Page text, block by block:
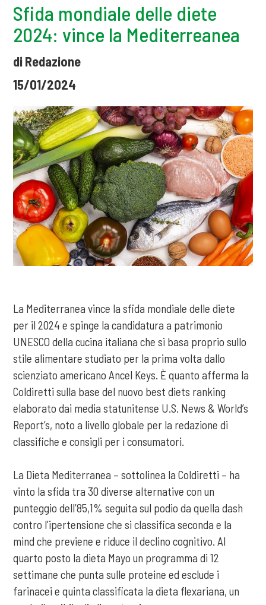
Sfida mondiale delle diete
2024: vince la Mediterreanea
di Redazione
15/01/2024
La Mediterranea vince la sfida mondiale delle diete
per il 2024 e spinge la candidatura a patrimonio
UNESCO della cucina italiana che si basa proprio sullo
stile alimentare studiato per la prima volta dallo
scienziato americano Ancel Keys. È quanto afferma la
Coldiretti sulla base del nuovo best diets ranking
elaborato dai media statunitense U.S. News & World’s
Report’s, noto a livello globale per la redazione di
classifiche e consigli per i consumatori.
La Dieta Mediterranea – sottolinea la Coldiretti – ha
vinto la sfida tra 30 diverse alternative con un
punteggio dell’85,1% seguita sul podio da quella dash
contro l’ipertensione che si classifica seconda e la
mind che previene e riduce il declino cognitivo. Al
quarto posto la dieta Mayo un programma di 12
settimane che punta sulle proteine ed esclude i
farinacei e quinta classificata la dieta flexariana, un